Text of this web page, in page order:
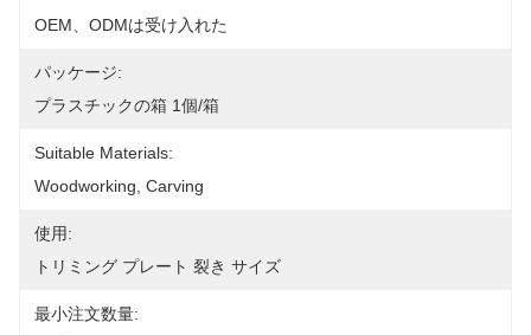
OEM、ODMは受け入れた
パッケージ:
プラスチックの箱 1個/箱
Suitable Materials:
Woodworking, Carving
使用:
トリミング プレート 裂き サイズ
最小注文数量: